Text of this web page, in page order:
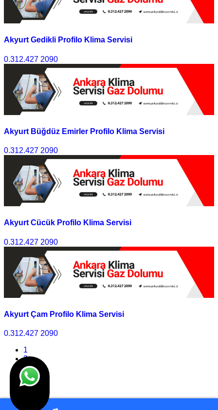
Akyurt Gedikli Profilo Klima Servisi
0.312.427 2090
Akyurt Büğdüz Emirler Profilo Klima Servisi
0.312.427 2090
Akyurt Cücük Profilo Klima Servisi
0.312.427 2090
Akyurt Çam Profilo Klima Servisi
0.312.427 2090
1
2
3
4
>>